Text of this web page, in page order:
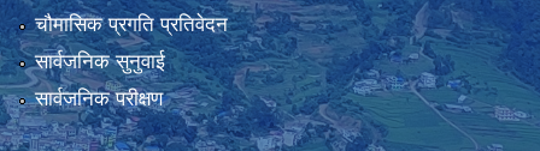
चौमासिक प्रगति प्रतिवेदन
सार्वजनिक सुनुवाई
सार्वजनिक परीक्षण